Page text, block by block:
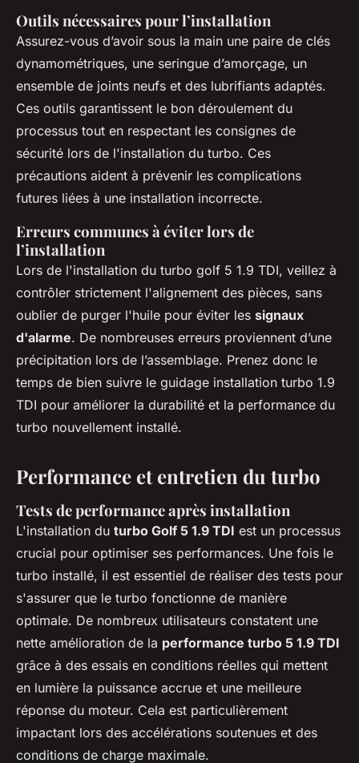
Outils nécessaires pour l’installation
Assurez-vous d’avoir sous la main une paire de clés
dynamométriques, une seringue d’amorçage, un
ensemble de joints neufs et des lubrifiants adaptés.
Ces outils garantissent le bon déroulement du
processus tout en respectant les consignes de
sécurité lors de l'installation du turbo. Ces
précautions aident à prévenir les complications
futures liées à une installation incorrecte.
Erreurs communes à éviter lors de
l’installation
Lors de l'installation du turbo golf 5 1.9 TDI, veillez à
contrôler strictement l'alignement des pièces, sans
oublier de purger l'huile pour éviter les signaux
d'alarme. De nombreuses erreurs proviennent d’une
précipitation lors de l’assemblage. Prenez donc le
temps de bien suivre le guidage installation turbo 1.9
TDI pour améliorer la durabilité et la performance du
turbo nouvellement installé.
Performance et entretien du turbo
Tests de performance après installation
L'installation du turbo Golf 5 1.9 TDI est un processus
crucial pour optimiser ses performances. Une fois le
turbo installé, il est essentiel de réaliser des tests pour
s'assurer que le turbo fonctionne de manière
optimale. De nombreux utilisateurs constatent une
nette amélioration de la performance turbo 5 1.9 TDI
grâce à des essais en conditions réelles qui mettent
en lumière la puissance accrue et une meilleure
réponse du moteur. Cela est particulièrement
impactant lors des accélérations soutenues et des
conditions de charge maximale.